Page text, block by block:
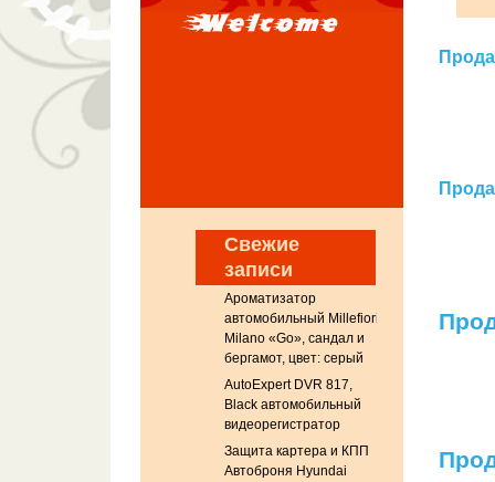
Свежие
записи
Ароматизатор
автомобильный Millefiori
Milano «Go», сандал и
бергамот, цвет: серый
AutoExpert DVR 817,
Black автомобильный
видеорегистратор
Защита картера и КПП
Автоброня Hyundai